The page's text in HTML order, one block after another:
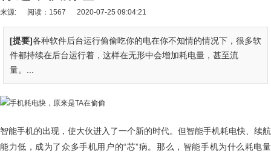
来源: 阅读：1567 2020-07-25 09:04:21
[提要]各种软件后台运行偷偷吃你的电在你不知情的情况下，很多软
件都持续在后台运行着，这样在无形中会增加耗电量，甚至流
量。...
智能手机的出现，使大伙进入了一个新的时代。但智能手机耗电快、续航
能力低，成为了众多手机用户的“芯”病。那么，智能手机为什么耗电量